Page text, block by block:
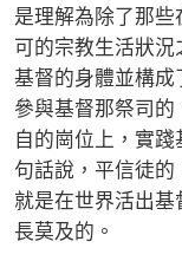
是理解為除了那
可的宗教生活狀
基督的身體並構成
參與基督那祭司
自的崗位上，實
句話說，平信徒的
就是在世界活出
長莫及的。